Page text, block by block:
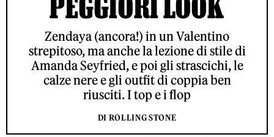
PEGGIORI LOOK
Zendaya (ancora!) in un Valentino
strepitoso, ma anche la lezione di stile di
Amanda Seyfried, e poi gli strascichi, le
calze nere e gli outfit di coppia ben
riusciti. I top e i flop
DI ROLLING STONE